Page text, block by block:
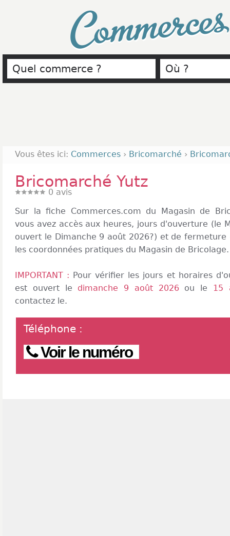
Vous êtes ici: Commerces › Bricomarché ›
Bricomarché Yutz
0 avis
Sur la fiche Commerces.com du Magasin de
vous avez accès aux heures, jours d'ouverture (le
ouvert le Dimanche 9 août 2026?) et de
les coordonnées pratiques du Magasin de Bricolage.
IMPORTANT : Pour vérifier les jours et horaires
est ouvert le dimanche 9 août 2026ou le 15
contactez le.
Téléphone :
Voir le numéro